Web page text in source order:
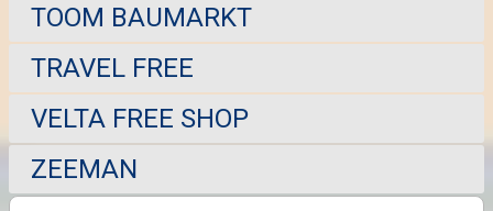
TOOM BAUMARKT
TRAVEL FREE
VELTA FREE SHOP
ZEEMAN